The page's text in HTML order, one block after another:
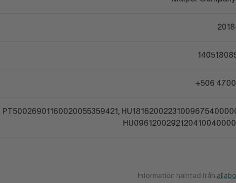
+506 4700
PT50026901160020055359421,
Information hämtad från